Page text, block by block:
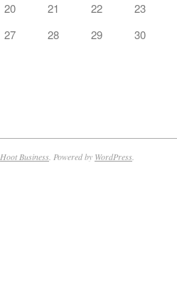
20 21 22
23
27 28 29
30
Hoot Business . Powered by WordPress